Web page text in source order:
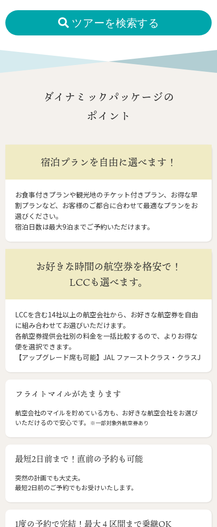
ツアーを検索する
ダイナミックパッケージの
ポイント
宿泊プランを自由に選べます！
お食事付きプランや観光地のチケット付きプラン、お得な早
割プランなど、お客様のご都合に合わせて最適なプランをお
選びください。
宿泊日数は最大9泊までご予約いただけます。
お好きな時間の航空券を格安で！
LCCも選べます。
LCCを含む14社以上の航空会社から、お好きな航空券を自由
に組み合わせてお選びいただけます。
各航空券提供会社別の料金を一括比較するので、よりお得な
便を選択できます。
【アップグレード席も可能】JAL ファーストクラス・クラスJ
フライトマイルがたまります
航空会社のマイルを貯めている方も、お好きな航空会社をお選び
いただけるので安心です。
※一部対象外航空券あり
最短2日前まで！直前の予約も可能
突然の計画でも大丈夫。
最短2日前のご予約でもお受けいたします。
1度の予約で完結！最大４区間まで乗継OK